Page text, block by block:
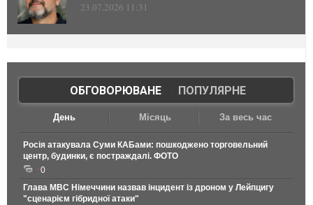
23.07.2026 11:31
ОБГОВОРЮВАНЕ| ПОПУЛЯРНЕ
День Місяць За весь час
Росія атакувала Суми КАБами: пошкоджено торговельний
центр, будинки, є постраждалі. ФОТО
0
Глава МВС Німеччини назвав інцидент із дроном у Лейпцигу
"сценарієм гібридної атаки"